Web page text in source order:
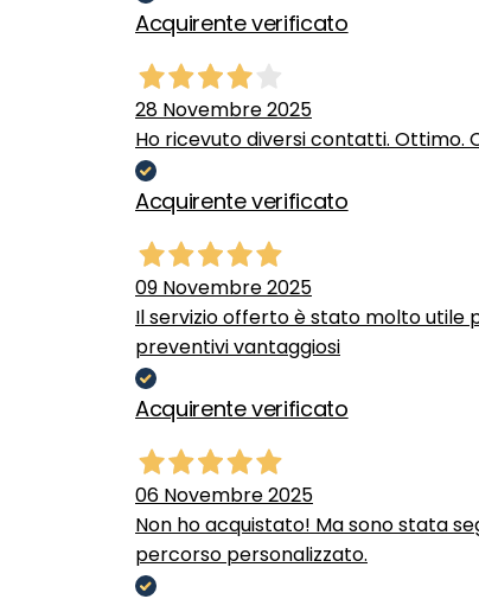
Acquirente verificato
28 Novembre 2025
Ho ricevuto diversi contatti. Ottimo.
Acquirente verificato
09 Novembre 2025
Il servizio offerto è stato molto utile
preventivi vantaggiosi
Acquirente verificato
06 Novembre 2025
Non ho acquistato! Ma sono stata
percorso personalizzato.